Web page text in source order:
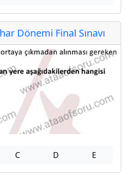
Dönemi Final Sınavı
C D E